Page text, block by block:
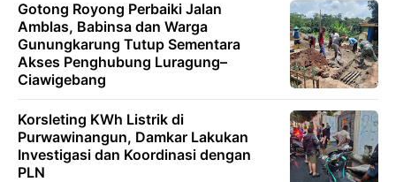
Gotong Royong Perbaiki Jalan
Amblas, Babinsa dan Warga
Gunungkarung Tutup Sementara
Akses Penghubung Luragung–
Ciawigebang
Korsleting KWh Listrik di
Purwawinangun, Damkar Lakukan
Investigasi dan Koordinasi dengan
PLN